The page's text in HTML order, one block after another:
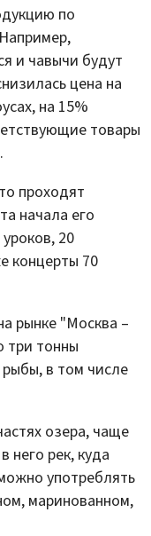
по
и чавычи будут
цена на
на 15%
товары
проходят
начала его
20
концерты 70
рынке "Москва –
три тонны
в том числе
озера, чаще
него рек, куда
употреблять
маринованном,